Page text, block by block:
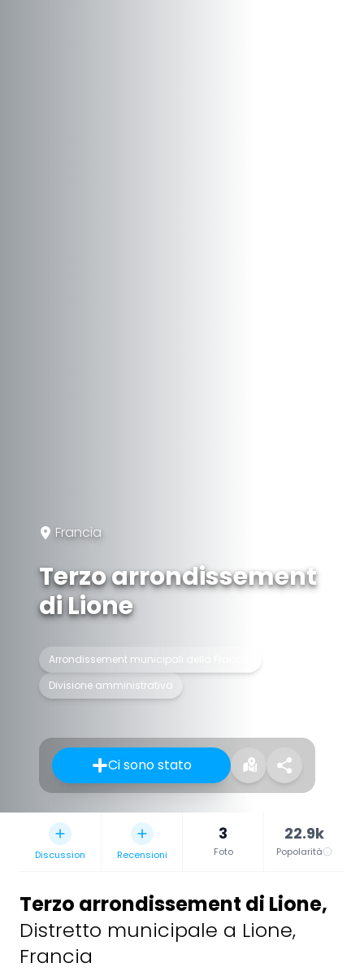
Francia
Terzo arrondissement
di Lione
Arrondissement municipali della Francia
Divisione amministrativa
Ci sono stato
Discussion Recensioni
3
Foto
22.9k
Popolarità
Terzo arrondissement di Lione,
Distretto municipale a Lione,
Francia